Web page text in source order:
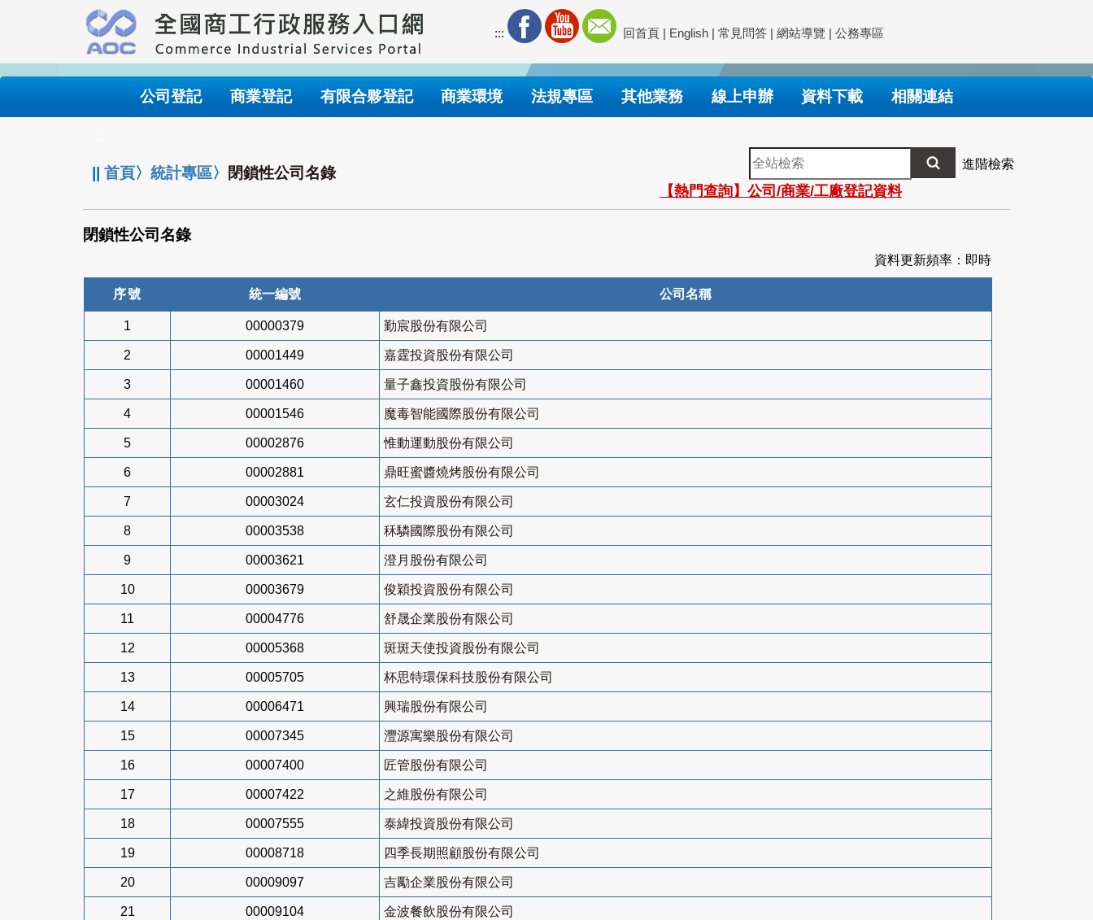
要
內
::: 回首頁 | English | 常見問答 | 網站導覽 | 公務專區
公司登記 商業登記 有限合夥登記 商業環境 法規專區 其他業務 線上申辦 資料下載 相關連結
||首頁〉統計專區〉 閉鎖性公司名錄
全
站
檢
索
進階檢索
【熱門查詢】公司/商業/工廠登記資料
閉鎖性公司名錄
資料更新頻率：即時
序號 統一編號 公司名稱
1 00000379 勤宸股份有限公司
2 00001449 嘉霆投資股份有限公司
3 00001460 量子鑫投資股份有限公司
4 00001546 魔毒智能國際股份有限公司
5 00002876 惟動運動股份有限公司
6 00002881 鼎旺蜜醬燒烤股份有限公司
7 00003024 玄仁投資股份有限公司
8 00003538 秝驎國際股份有限公司
9 00003621 澄月股份有限公司
10 00003679 俊穎投資股份有限公司
11 00004776 舒晟企業股份有限公司
12 00005368 斑斑天使投資股份有限公司
13 00005705 杯思特環保科技股份有限公司
14 00006471 興瑞股份有限公司
15 00007345 灃源寓樂股份有限公司
16 00007400 匠管股份有限公司
17 00007422 之維股份有限公司
18 00007555 泰緯投資股份有限公司
19 00008718 四季長期照顧股份有限公司
20 00009097 吉勵企業股份有限公司
21 00009104 金波餐飲股份有限公司